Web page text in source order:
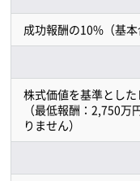
成功報酬の10%（基本
株式価値を基準とした
（最低報酬：2,750
りません）